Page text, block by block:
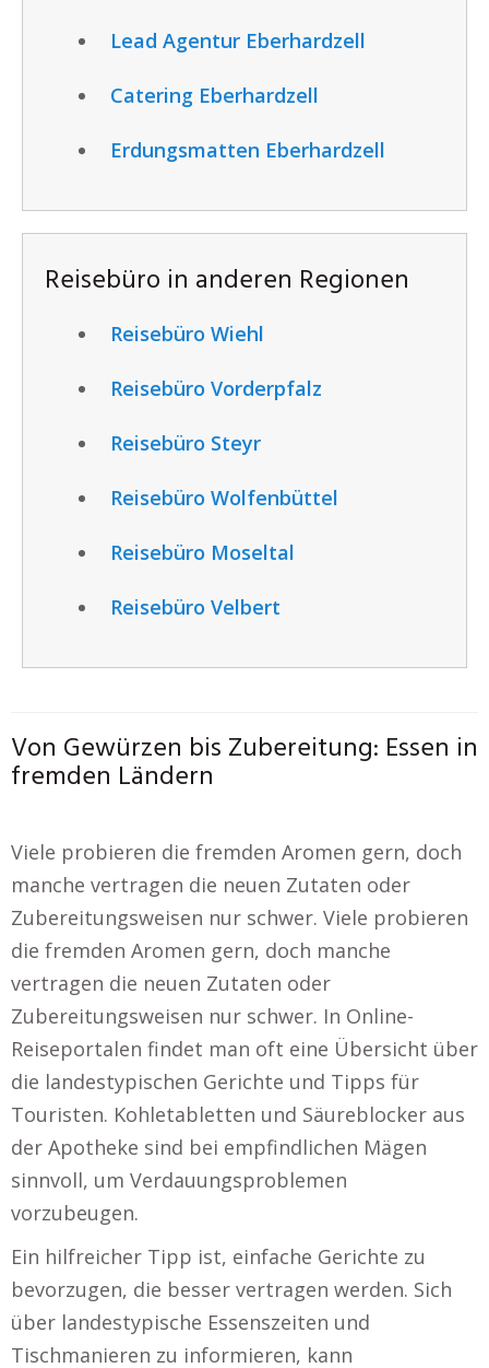
Lead Agentur Eberhardzell
Catering Eberhardzell
Erdungsmatten Eberhardzell
Reisebüro in anderen Regionen
Reisebüro Wiehl
Reisebüro Vorderpfalz
Reisebüro Steyr
Reisebüro Wolfenbüttel
Reisebüro Moseltal
Reisebüro Velbert
Von Gewürzen bis Zubereitung: Essen in
fremden Ländern
Viele probieren die fremden Aromen gern, doch
manche vertragen die neuen Zutaten oder
Zubereitungsweisen nur schwer. Viele probieren
die fremden Aromen gern, doch manche
vertragen die neuen Zutaten oder
Zubereitungsweisen nur schwer. In Online-
Reiseportalen findet man oft eine Übersicht über
die landestypischen Gerichte und Tipps für
Touristen. Kohletabletten und Säureblocker aus
der Apotheke sind bei empfindlichen Mägen
sinnvoll, um Verdauungsproblemen
vorzubeugen.
Ein hilfreicher Tipp ist, einfache Gerichte zu
bevorzugen, die besser vertragen werden. Sich
über landestypische Essenszeiten und
Tischmanieren zu informieren, kann